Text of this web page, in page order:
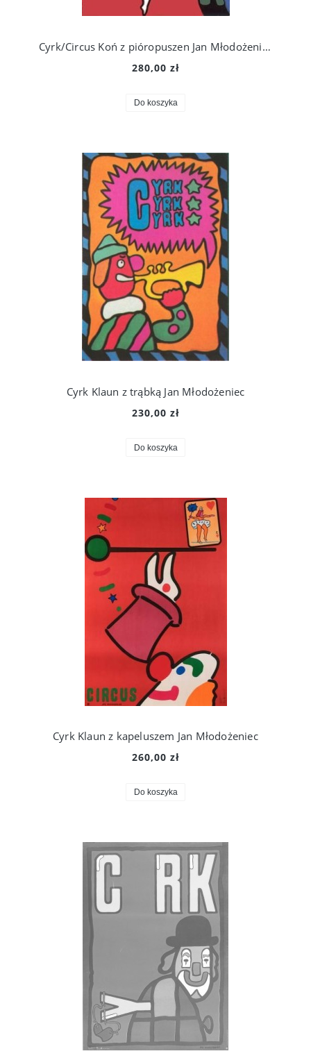
Cyrk/Circus Koń z pióropuszen Jan Młodożeniec
280,00 zł
Do koszyka
Cyrk Klaun z trąbką Jan Młodożeniec
230,00 zł
Do koszyka
Cyrk Klaun z kapeluszem Jan Młodożeniec
260,00 zł
Do koszyka